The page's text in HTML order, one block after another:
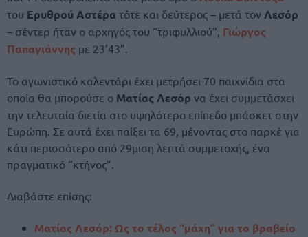
του Ερυθρού Αστέρα τότε και δεύτερος – μετά τον Λεσόρ
– σέντερ ήταν ο αρχηγός του “τριφυλλιού”, Γιώργος
Παπαγιάννης με 23’43”.
Το αγωνιστικό καλεντάρι έχει μετρήσει 70 παιχνίδια στα
οποία θα μπορούσε ο Ματίας Λεσόρ να έχει συμμετάσχει
την τελευταία διετία στο υψηλότερο επίπεδο μπάσκετ στην
Ευρώπη. Σε αυτά έχει παίξει τα 69, μένοντας στο παρκέ για
κάτι περισσότερο από 29μιση λεπτά συμμετοχής, ένα
πραγματικό “κτήνος”.
Διαβάστε επίσης:
Ματίας Λεσόρ: Ως το τέλος “μάχη” για το βραβείο